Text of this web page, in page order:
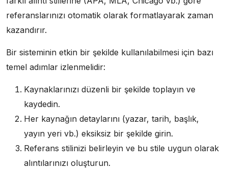
referanslarınızı otomatik olarak formatlayarak zaman
kazandırır.
Bir sisteminin etkin bir şekilde kullanılabilmesi için bazı
temel adımlar izlenmelidir:
Kaynaklarınızı düzenli bir şekilde toplayın ve
kaydedin.
Her kaynağın detaylarını (yazar, tarih, başlık,
yayın yeri vb.) eksiksiz bir şekilde girin.
Referans stilinizi belirleyin ve bu stile uygun olarak
alıntılarınızı oluşturun.